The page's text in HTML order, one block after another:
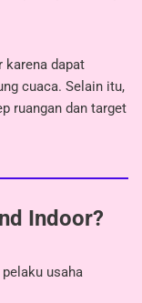
karena dapat
cuaca. Selain itu,
ruangan dan target
Indoor?
usaha